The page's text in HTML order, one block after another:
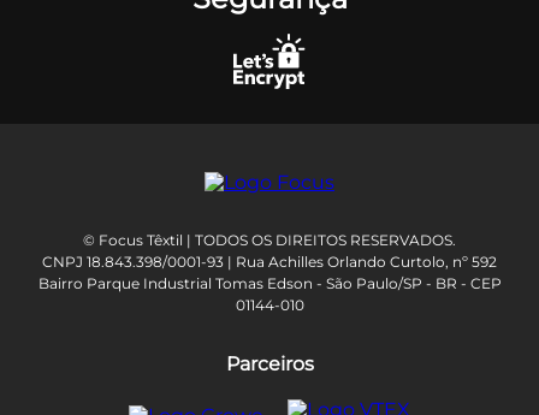
© Focus Têxtil | TODOS OS DIREITOS RESERVADOS.
CNPJ 18.843.398/0001-93 | Rua Achilles Orlando Curtolo, nº 592
Bairro Parque Industrial Tomas Edson - São Paulo/SP - BR - CEP
01144-010
Parceiros